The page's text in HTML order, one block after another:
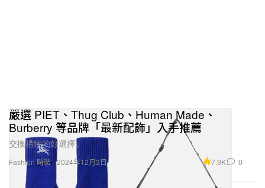
Fashion 時裝
嚴選 PIET、Thug Club、Human Made、
Burberry 等品牌「最新配飾」入手推薦
交換禮物的好選擇。
2024年12月3日 7.9K 0